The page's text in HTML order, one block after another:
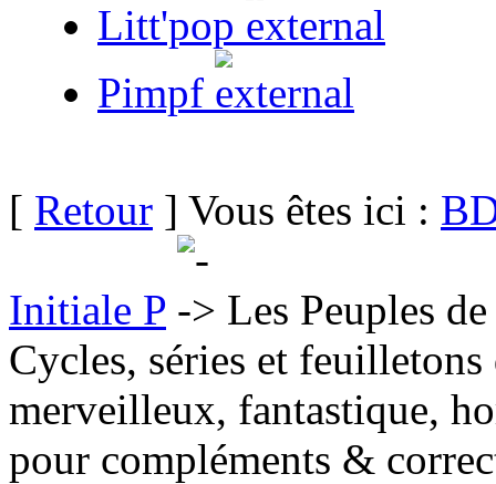
Litt'pop
Pimpf
[ Retour ] Vous êtes ici :
Initiale P
Les Peuples
Cycles, séries et
merveilleux, fantastique,
pour compléments &